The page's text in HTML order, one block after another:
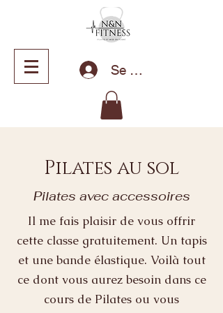
Se connecter
Pilates au sol
Pilates avec accessoires
Il me fais plaisir de vous offrir
cette classe gratuitement. Un tapis
et une bande élastique. Voilà tout
ce dont vous aurez besoin dans ce
cours de Pilates ou vous